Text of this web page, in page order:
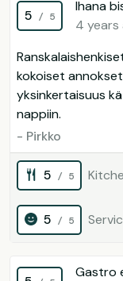
5 / 5
Ihana
4 years
kokoiset
yksinkertaisuus
nappiin.
- Pirkko
5 / 5
5 / 5
Gastro